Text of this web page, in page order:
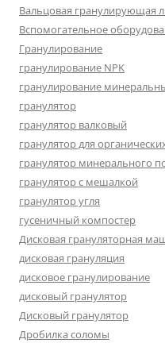
Вальцовая гранулирующая
Вспомогательное
Гранулирование
гранулирование NPK
гранулирование
гранулятор
гранулятор валковый
гранулятор для
гранулятор минерального
гранулятор с мешалкой
гранулятор угля
гусеничный компостер
Дисковая грануляторная
дисковая грануляция
дисковое гранулирование
дисковый гранулятор
Дисковый гранулятор
Дробилка соломы